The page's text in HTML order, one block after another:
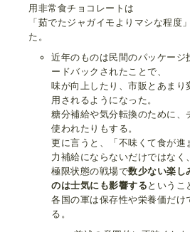
用非常食チョコレートは
「茹でたジャガイモよりマシな程度
た。
近年のものは民間のパッケージ
ードバックされたことで、
味が向上したり、市販とあま
用されるようになった。
糖分補給や気分転換のために
使われたりもする。
更に言うと、「不味くて食が
力補給にならないだけではなく、
極限状態の戦場で数少ない楽し
のは士気にも影響する というこ
各国の軍は保存性や栄養価だ
る。